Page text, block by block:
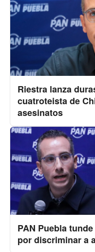
Riestra lanza
cuatroteista de
asesinatos
PAN Puebla
por discriminar a